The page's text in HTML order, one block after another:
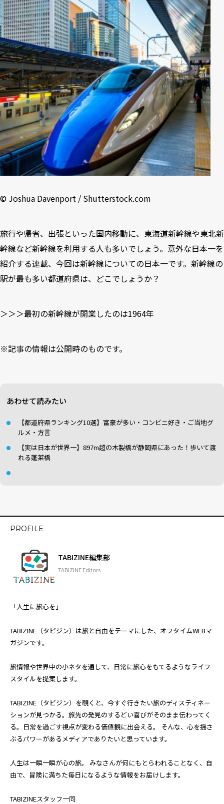
©︎ Joshua Davenport / Shutterstock.com
旅行や帰省、出張といった国内移動に、東海道新幹線や東北新
幹線など新幹線を利用する人も多いでしょう。意外な日本一を
紹介する連載、今回は新幹線についての日本一です。新幹線の
駅が最も多い都道府県は、どこでしょうか？
＞＞＞最初の新幹線が開業したのは1964年
※記事の情報は公開時のものです。
あわせて読みたい
【都道府県ランキング10選】富豪が多い・コンビニ好き・ご当地グ
ルメ・方言
【実は日本が世界一】897m超の木製橋が静岡県にあった！歩いて渡
れる蓬莱橋
PROFILE
TABIZINE編集部
TABIZINE Editors
「人生に旅心を」
TABIZINE（タビジン）は旅と自由をテーマにした、オフタイムWEBマ
ガジンです。
旅情報や世界中の小ネタを通して、日常に旅心をもてるようなライフ
スタイルを提案します。
TABIZINE（タビジン）を覗くと、今すぐ行きたい旅のディスティネー
ションが見つかる。旅先の発見のするどい喜びがそのまま伝わってく
る。日常を過ごす視点が変わる価値観に出会える。 そんな、心を揺さ
ぶるパワーがあるメディアでありたいと思っています。
人生は一瞬一瞬が心の旅。 みなさんが何にもとらわれることなく、自
由で、冒険に満ちた毎日になるような情報をお届けします。
TABIZINEスタッフ一同